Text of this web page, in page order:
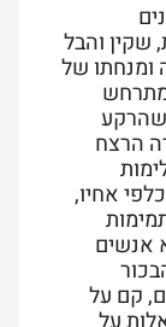
שקין והבל
של
הרצח
אחיו,
אנשים
קם על